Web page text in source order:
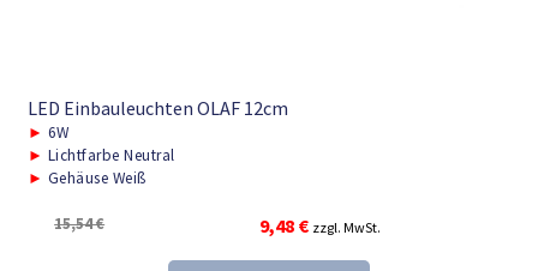
LED Einbauleuchten OLAF 12cm
► 6W
► Lichtfarbe Neutral
► Gehäuse Weiß
15,54€
Ursprünglicher
Preis
9,48 €Aktueller
Preis
zzgl. MwSt.